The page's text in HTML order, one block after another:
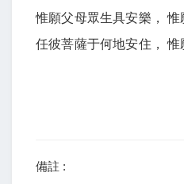
惟願父母眾生具安樂， 惟
任彼菩薩于何地安住， 惟
備註 :